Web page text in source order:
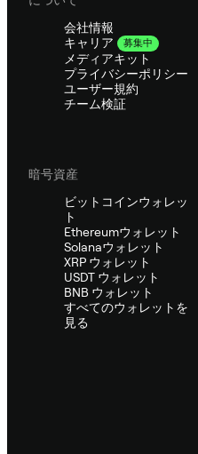
会社情報
キャリア
募集中
メディアキット
プライバシーポリシー
ユーザー規約
チーム検証
暗号資産
ビットコインウォレッ
ト
Ethereumウォレット
Solanaウォレット
XRP ウォレット
USDT ウォレット
BNB ウォレット
すべてのウォレットを
見る